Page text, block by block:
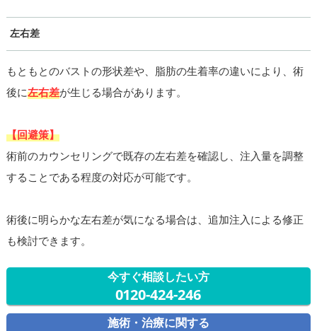
左右差
もともとのバストの形状差や、脂肪の生着率の違いにより、術
後に左右差が生じる場合があります。
【回避策】
術前のカウンセリングで既存の左右差を確認し、注入量を調整
することである程度の対応が可能です。
術後に明らかな左右差が気になる場合は、追加注入による修正
も検討できます。
今すぐ相談したい方
0120-424-246
施術・治療に関する